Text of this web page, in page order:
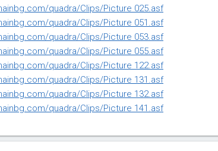
quadra/Clips/Picture 025.asf
quadra/Clips/Picture 051.asf
quadra/Clips/Picture 053.asf
quadra/Clips/Picture 055.asf
quadra/Clips/Picture 122.asf
quadra/Clips/Picture 131.asf
quadra/Clips/Picture 132.asf
quadra/Clips/Picture 141.asf